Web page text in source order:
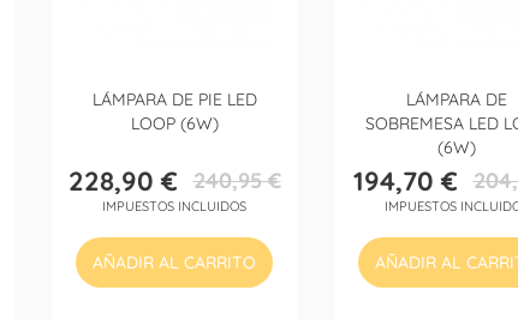
LÁMPARA DE PIE LED
LOOP (6W)
Precio
228,90 €Precio
base
240,95 €
IMPUESTOS INCLUIDOS
AÑADIR AL CARRITO
LÁMPARA DE
SOBREMESA LED
(6W)
Precio
194,70 €Precio
base
IMPUESTOS
AÑADIR AL